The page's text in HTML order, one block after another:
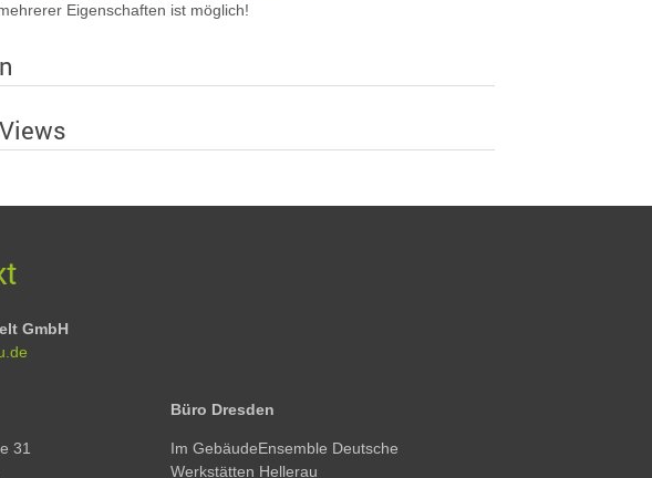
Eigenschaften ist möglich!
GmbH
31
Büro Dresden
Im GebäudeEnsemble Deutsche
Werkstätten Hellerau